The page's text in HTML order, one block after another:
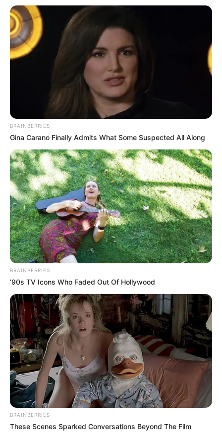
Ανοιχτή επιστολή προς τον Πρόεδρο...
ΑΠΟ ΣΗΜΕΡΑ ΤΙΠΟΤΑ ΔΕΝ
ΕΙΝΑΙ ΙΔΙΟ. ΕΝΕΡΓΟΠΟΙΗΣΗ
ΙΧΩΡ. ΤΑ ΣΗΜΑΔΙΑ ΕΜΦΑΝΗ,
Το Κογκρέσο υπονοεί ότι τα
UFO δεν έχουν ανθρώπινη
προέλευση
Το πετσόκομα των “Ellinika
Hoaxes!”
Ο «Μαύρος Ιππότης» ο
εξωγήινος δορυφόρος σε
τροχιά γύρω από τη Γη...
Ο Βαρθολομαίος μας δείχνει ότι η ίδια η
εκκλησία είναι με τον...
Τρίτη, 4 Οκτωβρίου 2022, 11:11
Ο Βαρθολομαίος μας δείχνει ότι...
BRAINBERRIES
Gina Carano Finally Admits What Some Suspected All Along
BRAINBERRIES
’90s TV Icons Who Faded Out Of Hollywood
BRAINBERRIES
These Scenes Sparked Conversations Beyond The Film